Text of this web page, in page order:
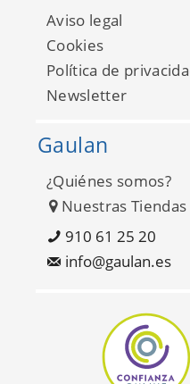
Aviso legal
Cookies
Política de
Newsletter
Gaulan
¿Quiénes somos?
Nuestras Tiendas
910 61 25 20
info@gaulan.es